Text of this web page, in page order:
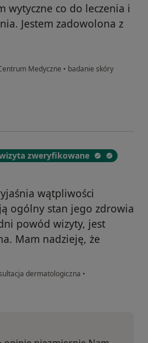
wytyczne co do leczenia i
Jestem zadowolona z
Medyczne • badanie skóry
zweryfikowane
wątpliwości
ogólny stan jego zdrowia
powód wizyty, jest
Mam nadzieję, że
dermatologiczna •